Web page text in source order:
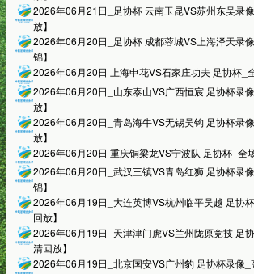
2026年06月21日_足协杯 云南玉昆VS苏州东吴录
放】
2026年06月20日_足协杯 成都蓉城VS上海泽天录
锦】
2026年06月20日 上海申花VS石家庄功夫 足协杯_
2026年06月20日_山东泰山VS广西恒宸 足协杯录
放】
2026年06月20日_青岛海牛VS无锡吴钩 足协杯录
放】
2026年06月20日 重庆铜梁龙VS宁波队 足协杯_全
2026年06月20日_武汉三镇VS青岛红狮 足协杯录
锦】
2026年06月19日_大连英博VS杭州临平吴越 足协
回放】
2026年06月19日_天津津门虎VS兰州陇原竞技 足
清回放】
2026年06月19日_北京国安VS广州豹 足协杯录像_